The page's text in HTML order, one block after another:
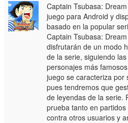
Captain Tsubasa:
juego para Android y
basado en la popular
Captain Tsubasa:
disfrutarán de un modo
de la serie, siguiendo
personajes más
juego se caracteriza por
pues tendremos que
de leyendas de la serie.
prueba tanto en
contra otros usuarios y